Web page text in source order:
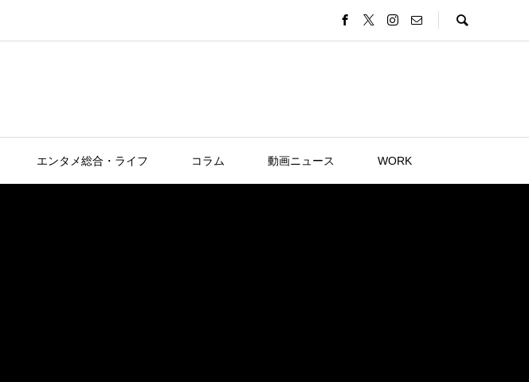
エンタメ総合・ライフ コラム 動画ニュース WORK